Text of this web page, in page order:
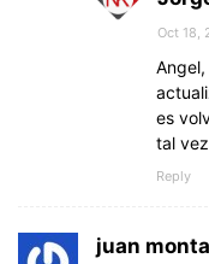
Oct 18,
es
tal
Reply
juan